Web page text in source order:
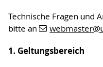
Technische Fragen und
bitte an
webmaster
1. Geltungsbereich